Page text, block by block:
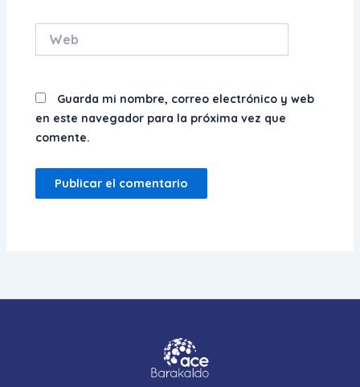
Guarda mi nombre, correo electrónico y web
en este navegador para la próxima vez que
comente.